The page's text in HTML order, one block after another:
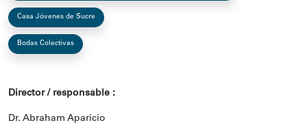
Casa Jóvenes de Sucre
Bodas Colectivas
Director / responsable :
Dr. Abraham Aparicio